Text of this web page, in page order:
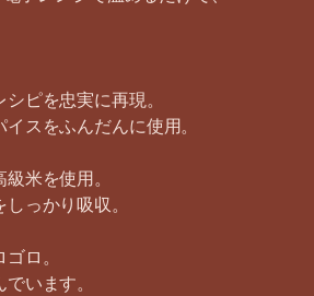
ピを忠実に再現。
スをふんだんに使用。
米を使用。
っかり吸収。
ロ。
います。